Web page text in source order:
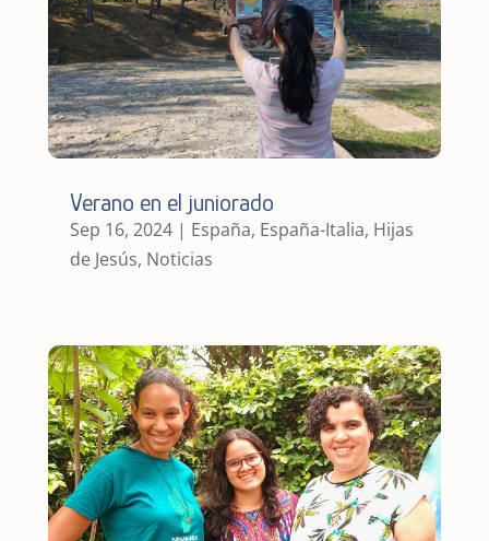
Verano en el juniorado
Sep 16, 2024| España, España-Italia, Hijas
de Jesús, Noticias